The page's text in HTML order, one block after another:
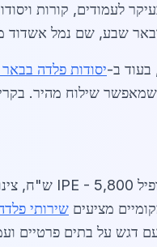
בעיקר לעמודים,
מספק כ-40% מייבוא
בעוד ב-יסודות פלדה
שילוח מהיר.
שירותי